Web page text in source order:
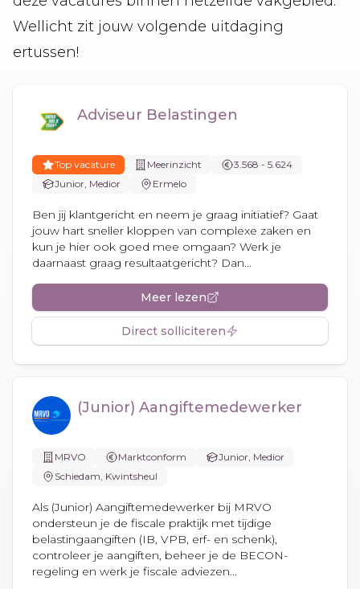
Wellicht zit jouw volgende uitdaging
ertussen!
Adviseur Belastingen
Top vacature Meerinzicht
3.568 - 5.624
Junior, Medior
Ermelo
Ben jij klantgericht en neem je graag initiatief? Gaat
jouw hart sneller kloppen van complexe zaken en
kun je hier ook goed mee omgaan? Werk je
daarnaast graag resultaatgericht? Dan...
Meer lezen
Direct solliciteren
(Junior) Aangiftemedewerker
MRVO Marktconform
Junior, Medior
Schiedam, Kwintsheul
Als (Junior) Aangiftemedewerker bij MRVO
ondersteun je de fiscale praktijk met tijdige
belastingaangiften (IB, VPB, erf- en schenk),
controleer je aangiften, beheer je de BECON-
regeling en werk je fiscale adviezen...